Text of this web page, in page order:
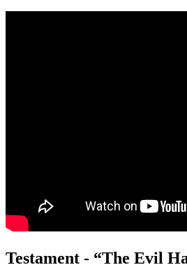
Testament - “The Evil